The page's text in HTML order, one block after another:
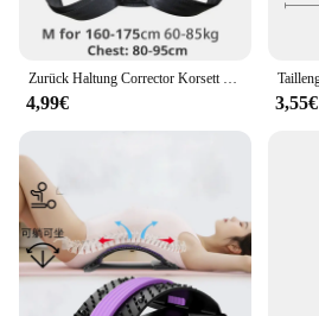
Zurück Haltung Corrector Korsett Schlüsselbein Wirbelsäule Haltung Korrektur Verstellbare Unterstützung Gürtel Schmerzen Relief Traine Wirbelsäule Haltung Unterstützung
4,99€ 3,55€